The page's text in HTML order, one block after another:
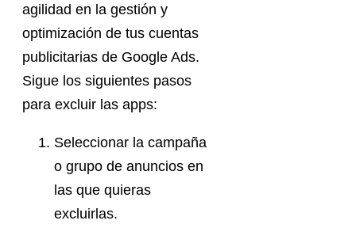
agilidad en la gestión y
optimización de tus cuentas
publicitarias de Google Ads.
Sigue los siguientes pasos
para excluir las apps:
Seleccionar la campaña
o grupo de anuncios en
las que quieras
excluirlas.